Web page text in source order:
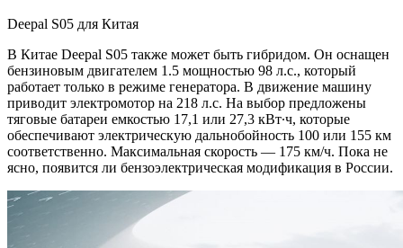
Deepal S05 для Китая
В Китае Deepal S05 также может быть гибридом. Он оснащен
бензиновым двигателем 1.5 мощностью 98 л.с., который
работает только в режиме генератора. В движение машину
приводит электромотор на 218 л.с. На выбор предложены
тяговые батареи емкостью 17,1 или 27,3 кВт∙ч, которые
обеспечивают электрическую дальнобойность 100 или 155 км
соответственно. Максимальная скорость — 175 км/ч. Пока не
ясно, появится ли бензоэлектрическая модификация в России.